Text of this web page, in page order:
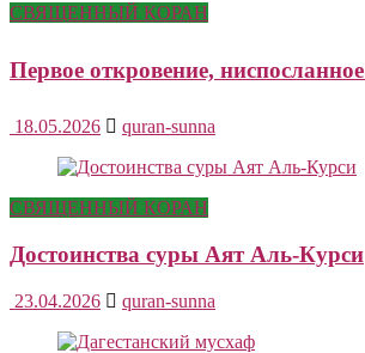
СВЯЩЕННЫЙ КОРАН
18.05.2026 quran-sunna
СВЯЩЕННЫЙ КОРАН
Достоинства суры Аят Аль-Курси
23.04.2026 quran-sunna